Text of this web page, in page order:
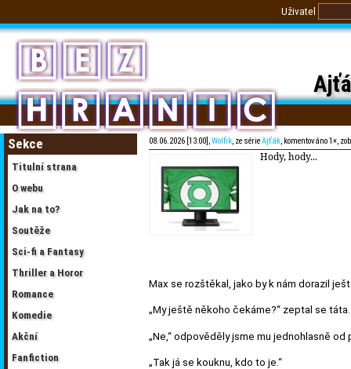
Uživatel
Sekce
Titulní strana
O webu
Jak na to?
Soutěže
Sci-fi a Fantasy
Thriller a Horor
Romance
Komedie
Akční
Fanfiction
08.06.2026 [13:00],Wolfik, ze sérieAjťák, komentováno 1×,
Hody, hody...
Max se rozštěkal, jako by k nám dorazil
„My ještě někoho čekáme?“ zeptal se táta.
„Ne,“ odpověděly jsme mu jednohlasně od
„Tak já se kouknu, kdo to je.“